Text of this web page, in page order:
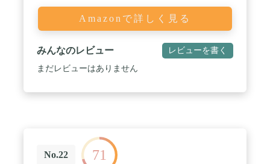
Amazonで詳しく見る
みんなのレビュー レビューを書く
まだレビューはありません
No.22 71